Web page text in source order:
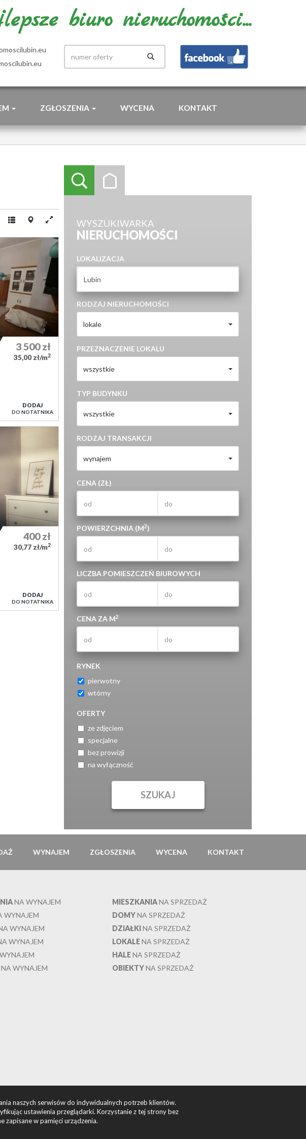
biuro nieruchomości...
ZGŁOSZENIA WYCENA KONTAKT
WYSZUKIWARKA
NIERUCHOMOŚCI
LOKALIZACJA
RODZAJ NIERUCHOMOŚCI
lokale
PRZEZNACZENIE LOKALU
wszystkie
TYP BUDYNKU
wszystkie
RODZAJ TRANSAKCJI
wynajem
CENA (ZŁ)
POWIERZCHNIA (M2)
LICZBA POMIESZCZEŃ BIUROWYCH
CENA ZA M2
RYNEK
pierwotny
wtórny
OFERTY
ze zdjęciem
specjalne
bez prowizji
na wyłączność
3 500zł
35,00 zł/m2
DODAJ
DO NOTATNIKA
400zł
30,77 zł/m2
DODAJ
DO NOTATNIKA
WYNAJEM ZGŁOSZENIA WYCENA KONTAKT
NA WYNAJEM
WYNAJEM
WYNAJEM
WYNAJEM
NA WYNAJEM
MIESZKANIANA SPRZEDAŻ
DOMYNA SPRZEDAŻ
DZIAŁKINA SPRZEDAŻ
LOKALENA SPRZEDAŻ
HALENA SPRZEDAŻ
OBIEKTYNA SPRZEDAŻ
naszych serwisów do indywidualnych potrzeb klientów.
ustawienia przeglądarki. Korzystanie z tej strony bez
zapisane w pamięci urządzenia.